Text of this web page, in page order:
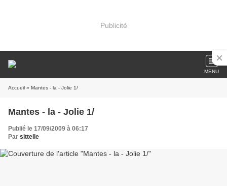
Publicité
MENU
Accueil » Mantes - la - Jolie 1/
Mantes - la - Jolie 1/
Publié le 17/09/2009 à 06:17
Par sittelle